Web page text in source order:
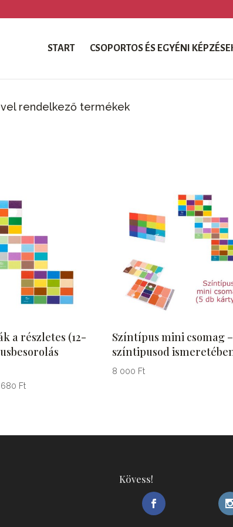
START CSOPORTOS ÉS EGYÉNI
rendelkező termékek
a részletes (12-
FtÁrtartomány:
Színtípus mini csomag –
színtipusod
8 000 Ft
Kövess!